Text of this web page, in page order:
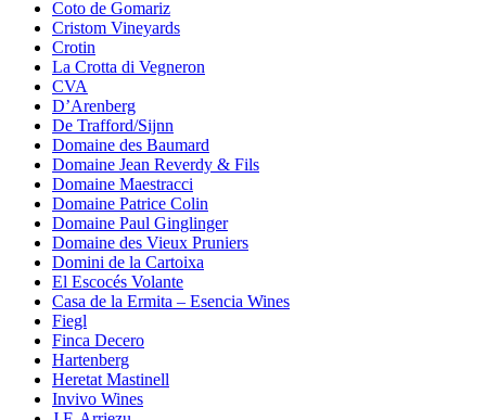
Coto de Gomariz
Cristom Vineyards
Crotin
La Crotta di Vegneron
CVA
D’Arenberg
De Trafford/Sijnn
Domaine des Baumard
Domaine Jean Reverdy & Fils
Domaine Maestracci
Domaine Patrice Colin
Domaine Paul Ginglinger
Domaine des Vieux Pruniers
Domini de la Cartoixa
El Escocés Volante
Casa de la Ermita – Esencia Wines
Fiegl
Finca Decero
Hartenberg
Heretat Mastinell
Invivo Wines